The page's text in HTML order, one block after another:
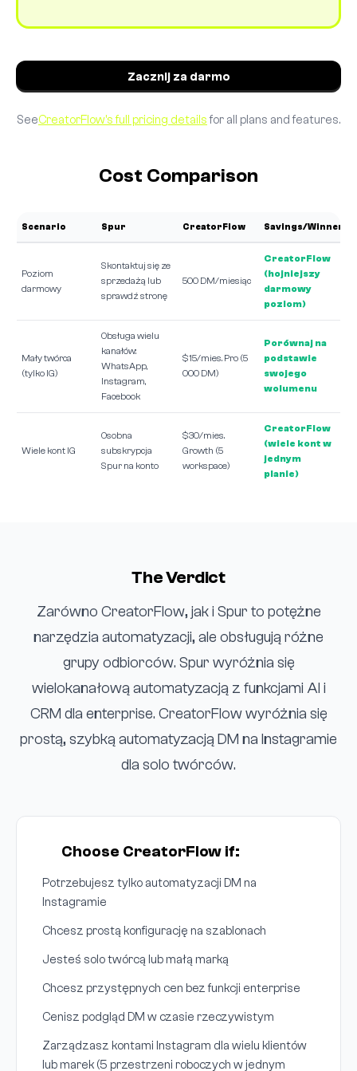
Zacznij za darmo
SeeCreatorFlow's full pricing detailsfor all plans and features.
Cost Comparison
Scenario Spur CreatorFlow Savings/Winner
Poziom
darmowy
Skontaktuj się ze
sprzedażą lub
sprawdź stronę
500 DM/miesiąc
CreatorFlow
(hojniejszy
darmowy
poziom)
Mały twórca
(tylko IG)
Obsługa wielu
kanałów:
WhatsApp,
Instagram,
Facebook
$15/mies. Pro (5
000 DM)
Porównaj na
podstawie
swojego
wolumenu
Wiele kont IG
Osobna
subskrypcja
Spur na konto
$30/mies.
Growth (5
workspace)
CreatorFlow
(wiele kont w
jednym
planie)
The Verdict
Zarówno CreatorFlow, jak i Spur to potężne
narzędzia automatyzacji, ale obsługują różne
grupy odbiorców. Spur wyróżnia się
wielokanałową automatyzacją z funkcjami AI i
CRM dla enterprise. CreatorFlow wyróżnia się
prostą, szybką automatyzacją DM na Instagramie
dla solo twórców.
Choose CreatorFlow if:
Potrzebujesz tylko automatyzacji DM na
Instagramie
Chcesz prostą konfigurację na szablonach
Jesteś solo twórcą lub małą marką
Chcesz przystępnych cen bez funkcji enterprise
Cenisz podgląd DM w czasie rzeczywistym
Zarządzasz kontami Instagram dla wielu klientów
lub marek (5 przestrzeni roboczych w jednym